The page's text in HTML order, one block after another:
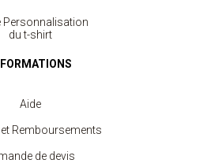
Personnalisation
du t-shirt
Aide
Remboursements
de devis